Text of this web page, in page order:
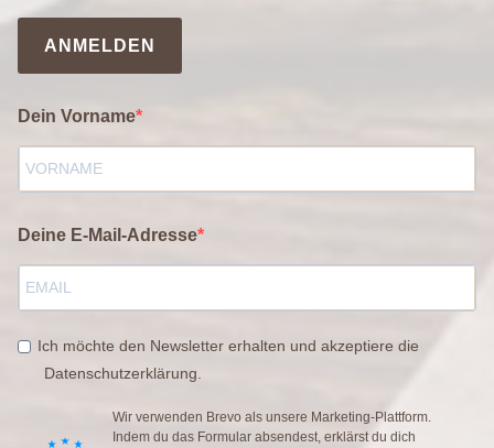
ANMELDEN
Dein Vorname
Deine E-Mail-Adresse
Ich möchte den Newsletter erhalten und akzeptiere die
Datenschutzerklärung.
Wir verwenden Brevo als unsere Marketing-Plattform.
Indem du das Formular absendest, erklärst du dich